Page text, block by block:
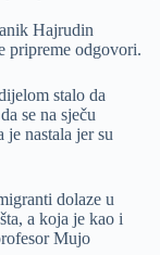
Hajrudin
pripreme odgovori.
stalo da
se na sječu
je nastala jer su
dolaze u
a koja je kao i
Mujo